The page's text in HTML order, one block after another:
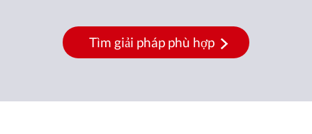
Tìm giải pháp phù hợp